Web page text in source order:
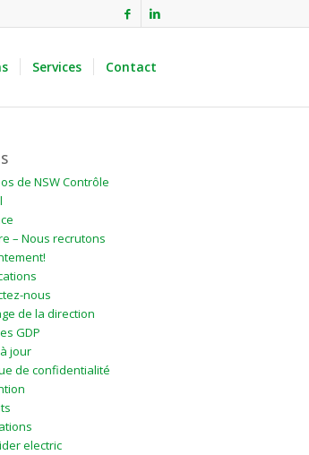
Services Contact
de NSW Contrôle
– Nous recrutons
nous
de la direction
GDP
jour
de confidentialité
electric